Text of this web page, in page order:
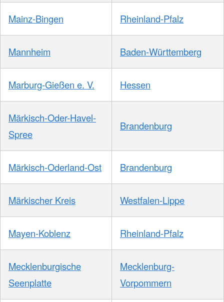
Mainz-Bingen Rheinland-Pfalz
Mannheim Baden-Württemberg
Marburg-Gießen e. V. Hessen
Märkisch-Oder-Havel-
Spree
Brandenburg
Märkisch-Oderland-Ost Brandenburg
Märkischer Kreis Westfalen-Lippe
Mayen-Koblenz Rheinland-Pfalz
Mecklenburgische
Seenplatte
Mecklenburg-
Vorpommern